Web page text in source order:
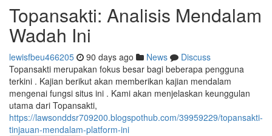
Topansakti: Analisis Mendalam
Wadah Ini
lewisfbeu466205 90 days ago News
Discuss
Topansakti merupakan fokus besar bagi beberapa pengguna
terkini . Kajian berikut akan memberikan kajian mendalam
mengenai fungsi situs ini . Kami akan menjelaskan keunggulan
utama dari Topansakti,
https://lawsonddsr709200.blogspothub.com/39959229/topansakti-
tinjauan-mendalam-platform-ini